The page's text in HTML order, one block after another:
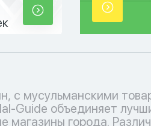
с мусульманскими
Guide объединяет
магазины города.
религиозных книг и
все, чтобы удовлетворить